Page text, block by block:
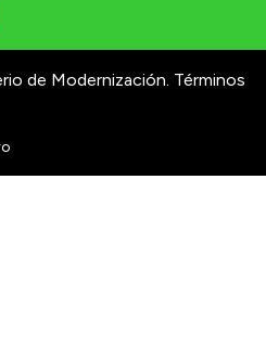
de Modernización. Términos